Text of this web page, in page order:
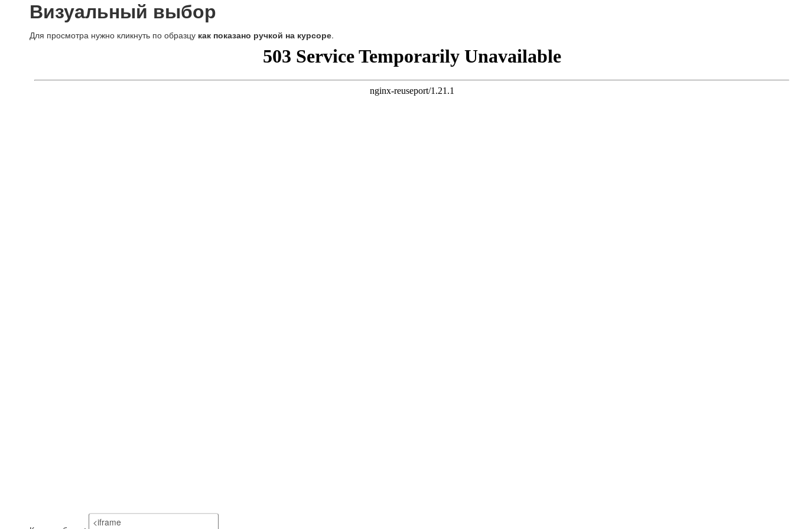
Визуальный выбор
Для просмотра нужно кликнуть по образцу как показано ручкой на курсоре.